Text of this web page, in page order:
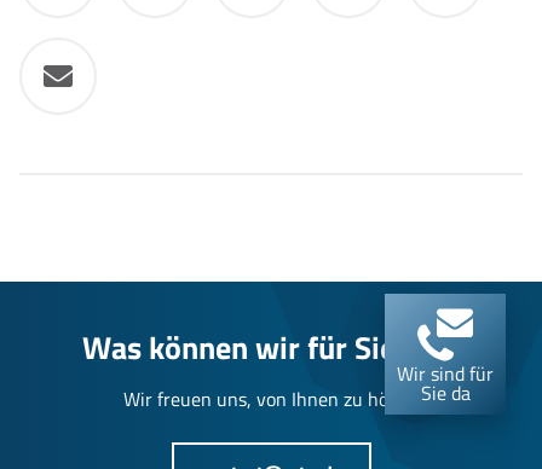
Wir sind für
Sie da
Was können wir für Sie tun?
Wir freuen uns, von Ihnen zu hören.